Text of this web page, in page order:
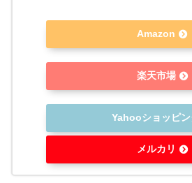
Amazon
楽天市場
Yahooショッピ
メルカリ